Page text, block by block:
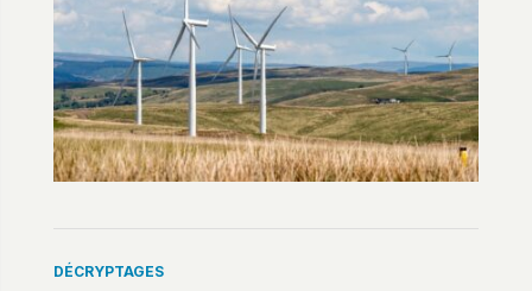
DÉCRYPTAGES